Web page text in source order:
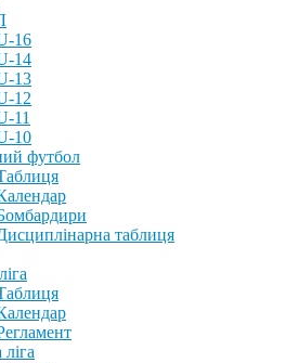
16
14
13
12
11
10
футбол
таблиця